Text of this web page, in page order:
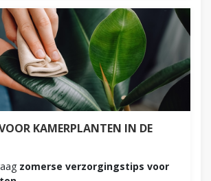
KAMERPLANTEN IN DE
zomerse verzorgingstips voor